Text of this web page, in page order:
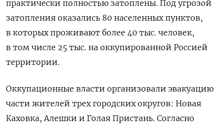
практически полностью затоплены. Под угрозой
затопления оказались 80 населенных пунктов,
в которых проживают более 40 тыс. человек,
в том числе 25 тыс. на оккупированной Россией
территории.
Оккупационные власти организовали эвакуацию
части жителей трех городских округов: Новая
Каховка, Алешки и Голая Пристань. Согласно